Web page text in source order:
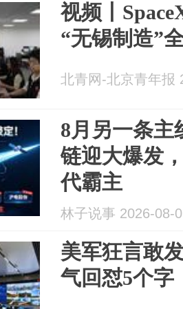
视频丨
“无锡制造”
北青网-北京青年报
8月另一条主
链迎大爆发
代霸主
林子说事 2026-08-
美军狂言敢
气回怼5个字